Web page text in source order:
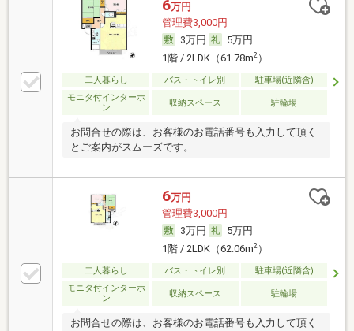
6万円
管理費3,000円
3万円
5万円
1階 / 2LDK（61.78m2）
二人暮らし バス・トイレ別
駐車場(近隣含)
モニタ付インターホ
ン
収納スペース 駐輪場
お問合せの際は、お客様のお電話番号も入力して頂く
とご案内がスムーズです。
6万円
管理費3,000円
3万円
5万円
1階 / 2LDK（62.06m2）
二人暮らし バス・トイレ別
駐車場(近隣含)
モニタ付インターホ
ン
収納スペース 駐輪場
お問合せの際は、お客様のお電話番号も入力して頂く